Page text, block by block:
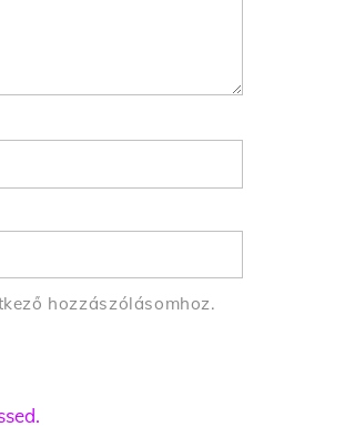
hozzászólásomhoz.